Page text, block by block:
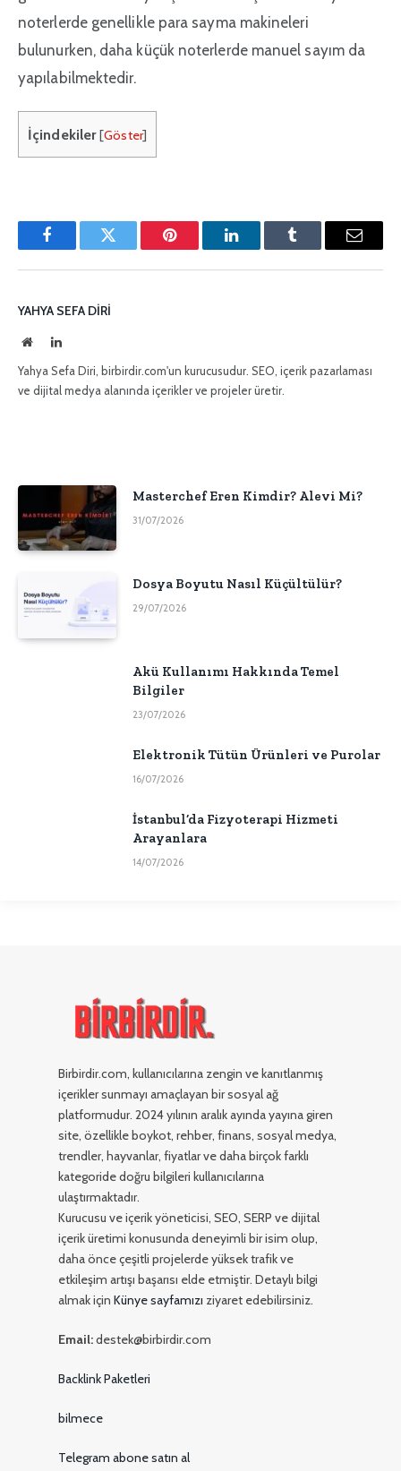
noterlerde genellikle para sayma makineleri
bulunurken, daha küçük noterlerde manuel sayım da
yapılabilmektedir.
İçindekiler [Göster]
FacebookTwitter Pinterest'inLinkedInTumblr
E-
YAHYA SEFA DIRI
İnternetLinkedIn
Yahya Sefa Diri, birbirdir.com'un kurucusudur. SEO, içerik pazarlaması
ve dijital medya alanında içerikler ve projeler üretir.
Masterchef Eren Kimdir? Alevi Mi?
31/07/2026
Dosya Boyutu Nasıl Küçültülür?
29/07/2026
Akü Kullanımı Hakkında Temel
Bilgiler
23/07/2026
Elektronik Tütün Ürünleri ve Purolar
16/07/2026
İstanbul’da Fizyoterapi Hizmeti
Arayanlara
14/07/2026
Birbirdir.com, kullanıcılarına zengin ve kanıtlanmış
içerikler sunmayı amaçlayan bir sosyal ağ
platformudur. 2024 yılının aralık ayında yayına giren
site, özellikle boykot, rehber, finans, sosyal medya,
trendler, hayvanlar, fiyatlar ve daha birçok farklı
kategoride doğru bilgileri kullanıcılarına
ulaştırmaktadır.
Kurucusu ve içerik yöneticisi, SEO, SERP ve dijital
içerik üretimi konusunda deneyimli bir isim olup,
daha önce çeşitli projelerde yüksek trafik ve
etkileşim artışı başarısı elde etmiştir. Detaylı bilgi
almak içinKünye sayfamızı ziyaret edebilirsiniz.
Email:destek@birbirdir.com
Backlink Paketleri
bilmece
Telegram abone satın al